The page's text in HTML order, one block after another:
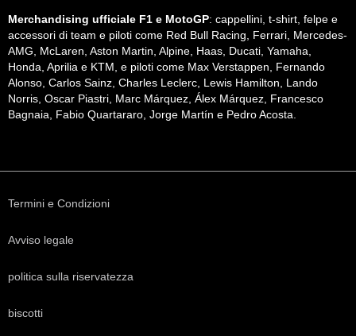
Merchandising ufficiale F1 e MotoGP: cappellini, t-shirt, felpe e
accessori di team e piloti come Red Bull Racing, Ferrari, Mercedes-
AMG, McLaren, Aston Martin, Alpine, Haas, Ducati, Yamaha,
Honda, Aprilia e KTM, e piloti come Max Verstappen, Fernando
Alonso, Carlos Sainz, Charles Leclerc, Lewis Hamilton, Lando
Norris, Oscar Piastri, Marc Márquez, Álex Márquez, Francesco
Bagnaia, Fabio Quartararo, Jorge Martín e Pedro Acosta.
Termini e Condizioni
Avviso legale
politica sulla riservatezza
biscotti